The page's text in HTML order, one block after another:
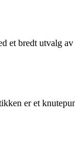
et bredt utvalg
er et